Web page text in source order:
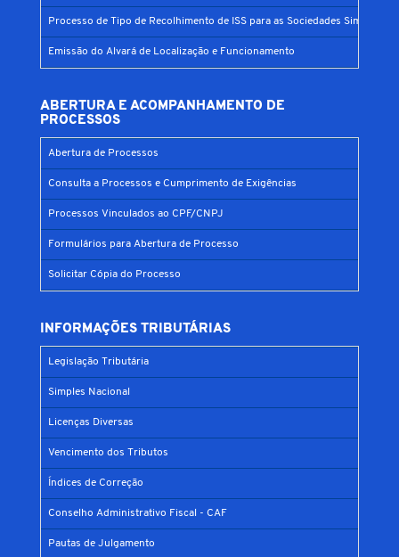
Processo de Tipo de Recolhimento de ISS para as Sociedades Simples
Emissão do Alvará de Localização e Funcionamento
ABERTURA E ACOMPANHAMENTO DE
PROCESSOS
Abertura de Processos
Consulta a Processos e Cumprimento de Exigências
Processos Vinculados ao CPF/CNPJ
Formulários para Abertura de Processo
Solicitar Cópia do Processo
INFORMAÇÕES TRIBUTÁRIAS
Legislação Tributária
Simples Nacional
Licenças Diversas
Vencimento dos Tributos
Índices de Correção
Conselho Administrativo Fiscal - CAF
Pautas de Julgamento